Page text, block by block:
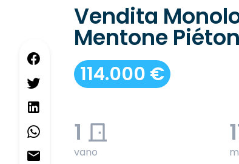
Vendita
Mentone
114.000 €
1
vano